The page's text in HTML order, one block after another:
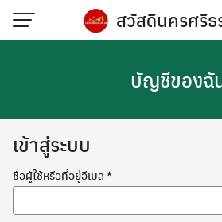
Skip
สวัสดีนครศรีธ
บัญชีของฉั
เข้าสู่ระบบ
ชื่อผู้ใช้หรือที่อยู่อีเมล *ต้องการ